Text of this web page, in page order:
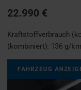
22.990 €
Kraftstoffverbrauch
(kombiniert): 136 g/km
FAHRZEUG